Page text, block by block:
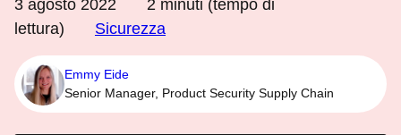
3 agosto 2022 2 minuti (tempo di
lettura)
Sicurezza
Emmy Eide
Senior Manager, Product Security Supply Chain